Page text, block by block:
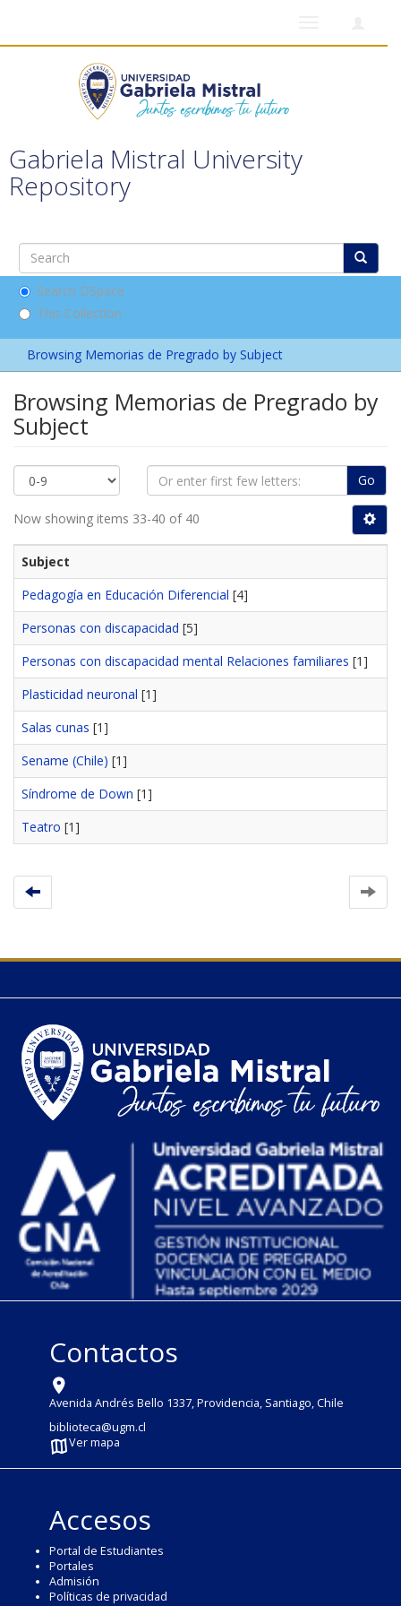
Gabriela Mistral University
Repository
Search DSpace
This Collection
Browsing Memorias de Pregrado by Subject
Browsing Memorias de Pregrado by
Subject
Go
Now showing items 33-40 of 40
Subject
Pedagogía en Educación Diferencial [4]
Personas con discapacidad [5]
Personas con discapacidad mental Relaciones familiares [1]
Plasticidad neuronal [1]
Salas cunas [1]
Sename (Chile) [1]
Síndrome de Down [1]
Teatro [1]
Contactos
Avenida Andrés Bello 1337, Providencia, Santiago, Chile
biblioteca@ugm.cl
Ver mapa
Accesos
Portal de Estudiantes
Portales
Admisión
Políticas de privacidad